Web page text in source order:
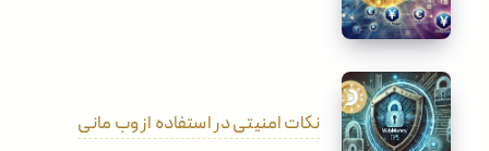
نکات امنیتی در استفاده از وب مانی